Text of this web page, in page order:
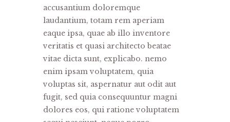
accusantium doloremque
laudantium, totam rem aperiam
eaque ipsa, quae ab illo inventore
veritatis et quasi architecto beatae
vitae dicta sunt, explicabo. nemo
enim ipsam voluptatem, quia
voluptas sit, aspernatur aut odit aut
fugit, sed quia consequuntur magni
dolores eos, qui ratione voluptatem